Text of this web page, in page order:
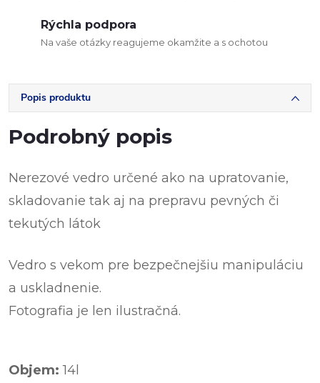
Rýchla podpora
Na vaše otázky reagujeme okamžite a s ochotou
Popis produktu
Podrobný popis
Nerezové vedro určené ako na upratovanie,
skladovanie tak aj na prepravu pevných či
tekutých látok
Vedro s vekom pre bezpečnejšiu manipuláciu
a uskladnenie.
Fotografia je len ilustračná.
Objem: 14l